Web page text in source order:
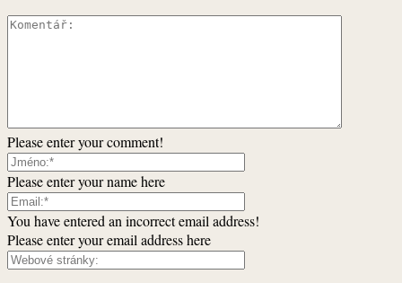
Please enter your comment!
Please enter your name here
You have entered an incorrect email address!
Please enter your email address here